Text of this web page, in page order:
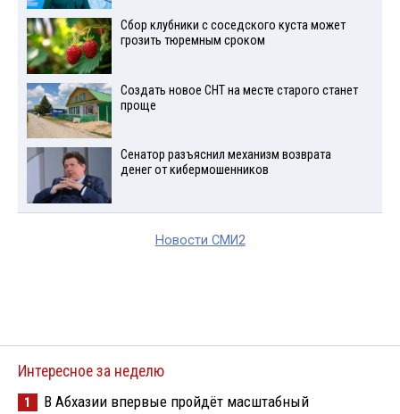
Сбор клубники с соседского куста может
грозить тюремным сроком
Создать новое СНТ на месте старого станет
проще
Сенатор разъяснил механизм возврата
денег от кибермошенников
Новости СМИ2
Интересное за неделю
1
В Абхазии впервые пройдёт масштабный